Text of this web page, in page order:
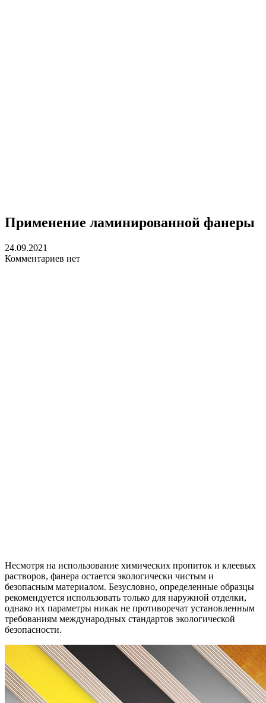
Применение ламинированной фанеры
24.09.2021
Комментариев нет
Несмотря на использование химических пропиток и клеевых
растворов, фанера остается экологически чистым и
безопасным материалом. Безусловно, определенные образцы
рекомендуется использовать только для наружной отделки,
однако их параметры никак не противоречат установленным
требованиям международных стандартов экологической
безопасности.